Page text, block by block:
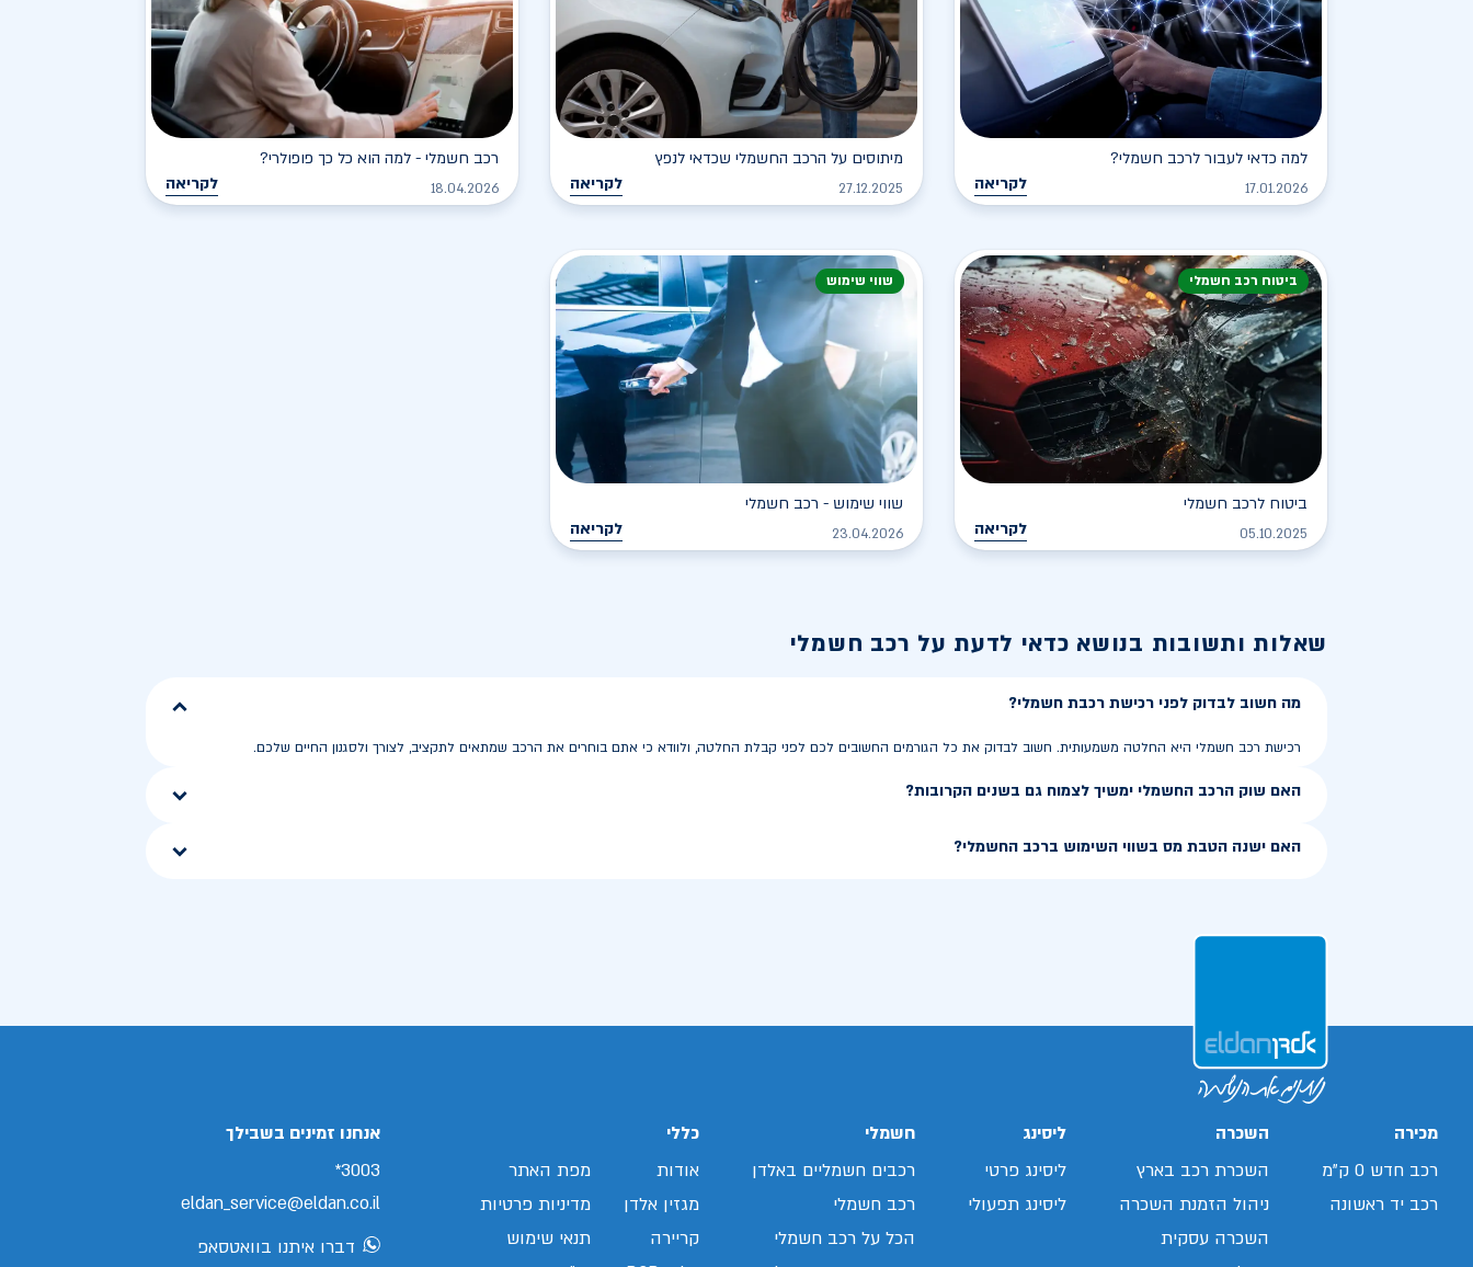
למה כדאי לעבור לרכב חשמלי?
17.01.2026 לקריאה
מיתוסים על הרכב החשמלי שכדאי לנפץ
27.12.2025 לקריאה
רכב חשמלי - למה הוא כל כך פופולרי?
18.04.2026 לקריאה
ביטוח רכב חשמלי
ביטוח לרכב חשמלי
05.10.2025 לקריאה
שווי שימוש
שווי שימוש - רכב חשמלי
23.04.2026 לקריאה
שאלות ותשובות בנושא כדאי לדעת על רכב חשמלי
מה חשוב לבדוק לפני רכישת רכבת חשמלי?
רכישת רכב חשמלי היא החלטה משמעותית. חשוב לבדוק את כל הגורמים החשובים לכם לפני קבלת החלטה, ולוודא כי אתם בוחרים את הרכב שמתאים לתקציב, לצורך ולסגנון החיים שלכם.
האם שוק הרכב החשמלי ימשיך לצמוח גם בשנים הקרובות?
האם ישנה הטבת מס בשווי השימוש ברכב החשמלי?
מכירה
רכב חדש 0 ק"מ
רכב יד ראשונה
השכרה
השכרת רכב בארץ
ניהול הזמנת השכרה
השכרה עסקית
ליסינג
ליסינג פרטי
ליסינג תפעולי
חשמלי
רכבים חשמליים באלדן
רכב חשמלי
הכל על רכב חשמלי
כללי
אודות
מגזין אלדן
קריירה
מפת האתר
מדיניות פרטיות
תנאי שימוש
אנחנו זמינים בשבילך
3003*
eldan_service@eldan.co.il
דברו איתנו בוואטסאפ